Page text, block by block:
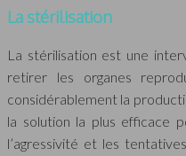
La stérilisation
La stérilisation est une
retirer les organes
considérablement la
la solution la plus efficace
l’agressivité et les